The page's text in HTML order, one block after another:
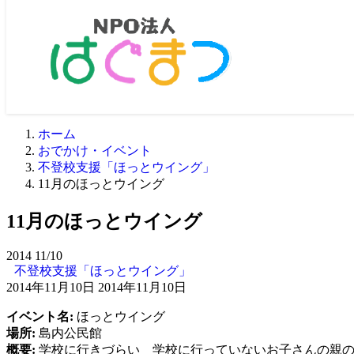
ホーム
おでかけ・イベント
不登校支援「ほっとウイング」
11月のほっとウイング
11月のほっとウイング
2014 11/10
不登校支援「ほっとウイング」
2014年11月10日 2014年11月10日
イベント名: ほっとウイング
場所: 島内公民館
概要: 学校に行きづらい 学校に行っていないお子さんの親の